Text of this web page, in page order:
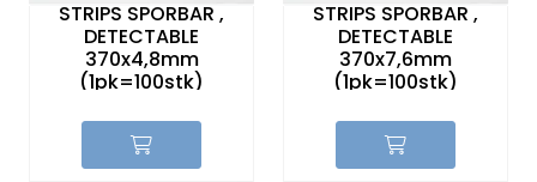
STRIPS SPORBAR ,
DETECTABLE
370x4,8mm
(1pk=100stk)
STRIPS SPORBAR ,
DETECTABLE
370x7,6mm
(1pk=100stk)